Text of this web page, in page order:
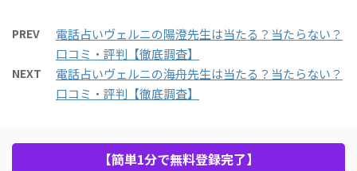
PREV
電話占いヴェルニの陽澄先生は当たる？当たらない？
口コミ・評判【徹底調査】
NEXT
電話占いヴェルニの海舟先生は当たる？当たらない？
口コミ・評判【徹底調査】
【簡単1分で無料登録完了】